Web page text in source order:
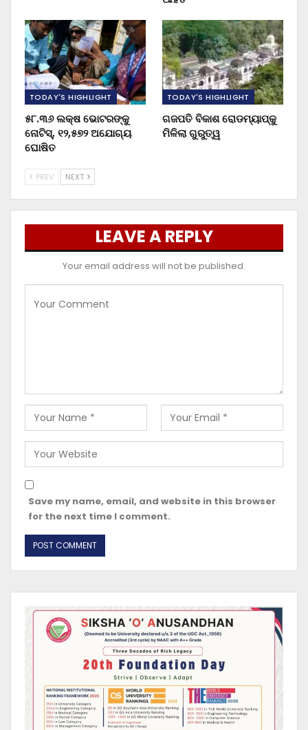
TODAY'S HIGHLIGHT
୫୮.୩୬ ଲକ୍ଷ ଭୋଟରଙ୍କୁ
ନୋଟିସ୍‌, ୧୨,୫୭୨ ଅଯୋଗ୍ୟ
ଘୋଷିତ
TODAY'S HIGHLIGHT
ଗଜପତି ବିକାଶ ରୋଡମ୍ୟାପ୍‌କୁ
ମିଳିଲା ଗୁରୁତ୍ୱ
PREV NEXT
LEAVE A REPLY
Your email address will not be published.
Save my name, email, and website in this browser
for the next time I comment.